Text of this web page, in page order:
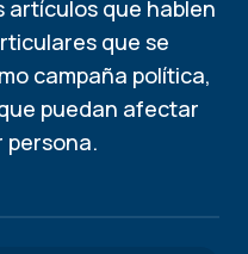
artículos que hablen
que se
campaña política,
puedan afectar
persona.